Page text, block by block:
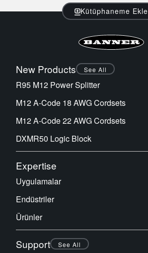
Sıcaklık ve Vibrasyon Sensörleri
Wireless Condition Monitoring Sensors
ACCESSORIES
AKSESUARLAR
Dönüştürücüler
Cordsets
Banner Measurement Sensor Software
Sensör Programlama Yazılımı
İLGİLİ BAĞLANTILAR
Kütüphaneme Ekle
New Products See All
R95 M12 Power Splitter
M12 A-Code 18 AWG Cordsets
M12 A-Code 22 AWG Cordsets
DXMR50 Logic Block
Expertise
Uygulamalar
Endüstriler
Ürünler
Support See All